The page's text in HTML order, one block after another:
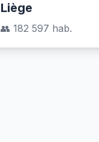
Liège
👥 182 597 hab.